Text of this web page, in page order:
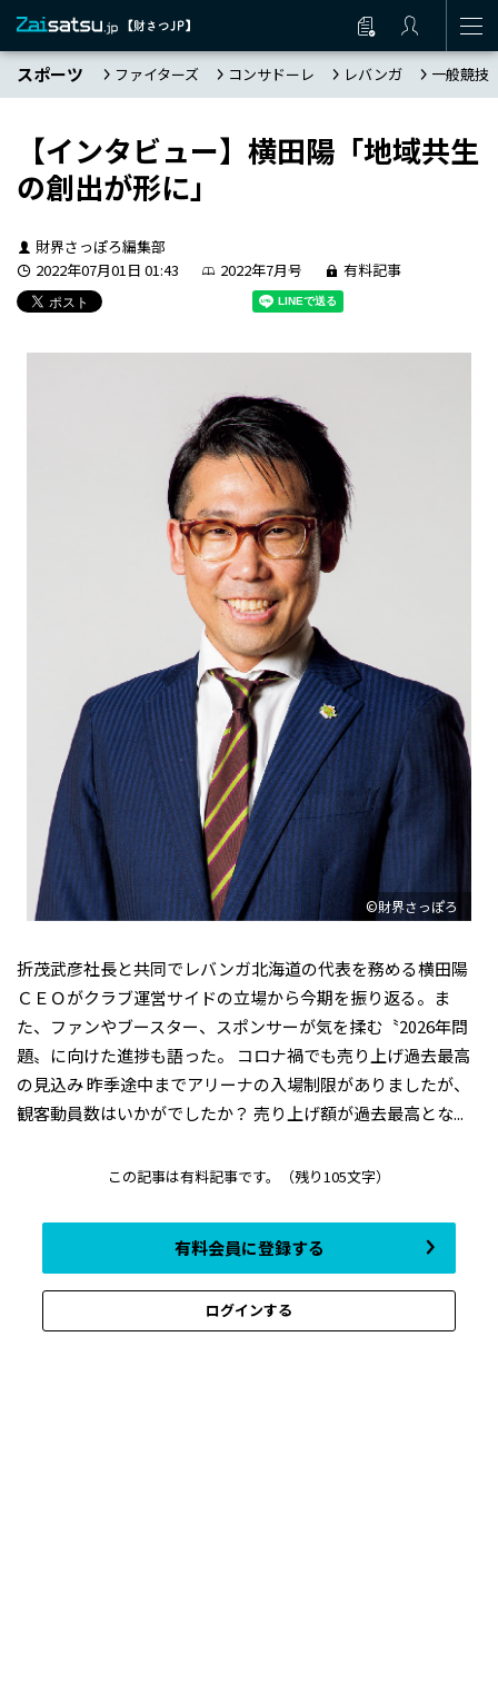
スポーツ ファイターズ コンサドーレ レバンガ 一般競技
【インタビュー】横田陽「地域共生
の創出が形に」
財界さっぽろ編集部
2022年07月01日 01:43
2022年7月号 有料記事
©財界さっぽろ
折茂武彦社長と共同でレバンガ北海道の代表を務める横田陽
ＣＥＯがクラブ運営サイドの立場から今期を振り返る。ま
た、ファンやブースター、スポンサーが気を揉む〝2026年問
題〟に向けた進捗も語った。 コロナ禍でも売り上げ過去最高
の見込み ――昨季途中までアリーナの入場制限がありましたが、
観客動員数はいかがでしたか？ ――売り上げ額が過去最高とな...
この記事は有料記事です。 （残り105文字）
有料会員に登録する
ログインする